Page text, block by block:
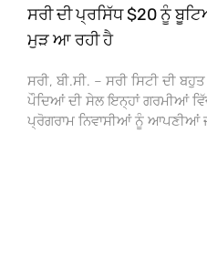
ਸਰੀ ਦੀ ਪ੍ਰਸਿੱਧ $20 ਨੂੰ
ਮੁੜ ਆ ਰਹੀ ਹੈ
ਸਰੀ, ਬੀ.ਸੀ. – ਸਰੀ ਸਿਟੀ ਦੀ
ਪੌਦਿਆਂ ਦੀ ਸੇਲ ਇਨ੍ਹਾਂ ਗਰਮੀਆਂ
ਪ੍ਰੋਗਰਾਮ ਨਿਵਾਸੀਆਂ ਨੂੰ ਆਪਣੀਆਂ